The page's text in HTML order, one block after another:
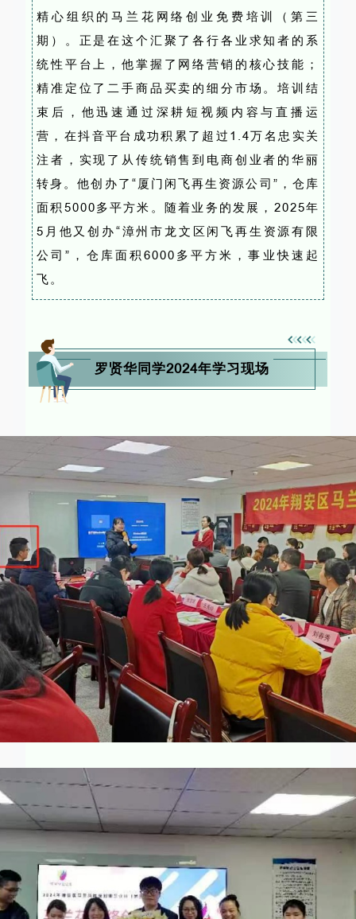
精心组织的马兰花网络创业免费培训（第三
期）。正是在这个汇聚了各行各业求知者的系
统性平台上，他掌握了网络营销的核心技能；
精准定位了二手商品买卖的细分市场。培训结
束后，他迅速通过深耕短视频内容与直播运
营，在抖音平台成功积累了超过1.4万名忠实关
注者，实现了从传统销售到电商创业者的华丽
转身。他创办了“厦门闲飞再生资源公司”，仓库
面积5000多平方米。随着业务的发展，2025年
5月他又创办“漳州市龙文区闲飞再生资源有限
公司”，仓库面积6000多平方米，事业快速起
飞。
罗贤华同学2024年学习现场